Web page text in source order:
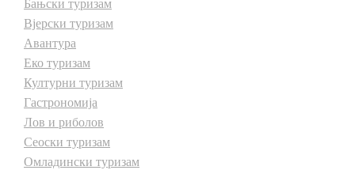
Бањски туризам
Вјерски туризам
Авантура
Еко туризам
Културни туризам
Гастрономија
Лов и риболов
Сеоски туризам
Омладински туризам